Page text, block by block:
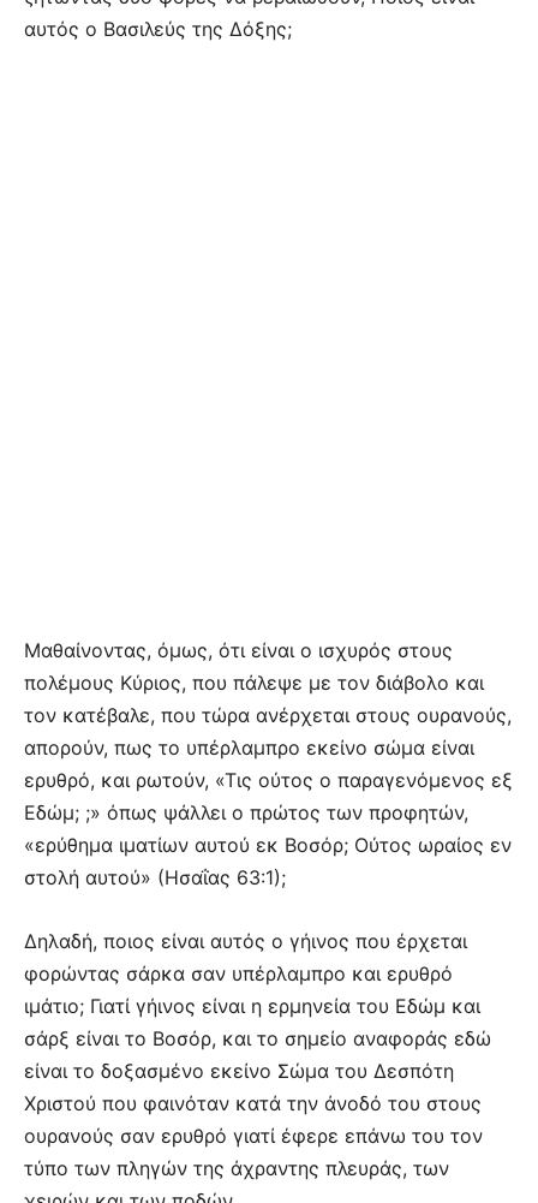
αυτός ο Βασιλεύς της Δόξης;
Μαθαίνοντας, όμως, ότι είναι ο ισχυρός στους
πολέμους Κύριος, που πάλεψε με τον διάβολο και
τον κατέβαλε, που τώρα ανέρχεται στους ουρανούς,
απορούν, πως το υπέρλαμπρο εκείνο σώμα είναι
ερυθρό, και ρωτούν, «Τις ούτος ο παραγενόμενος εξ
Εδώμ; ;» όπως ψάλλει ο πρώτος των προφητών,
«ερύθημα ιματίων αυτού εκ Βοσόρ; Ούτος ωραίος εν
στολή αυτού» (Ησαΐας 63:1);
Δηλαδή, ποιος είναι αυτός ο γήινος που έρχεται
φορώντας σάρκα σαν υπέρλαμπρο και ερυθρό
ιμάτιο; Γιατί γήινος είναι η ερμηνεία του Εδώμ και
σάρξ είναι το Βοσόρ, και το σημείο αναφοράς εδώ
είναι το δοξασμένο εκείνο Σώμα του Δεσπότη
Χριστού που φαινόταν κατά την άνοδό του στους
ουρανούς σαν ερυθρό γιατί έφερε επάνω του τον
τύπο των πληγών της άχραντης πλευράς, των